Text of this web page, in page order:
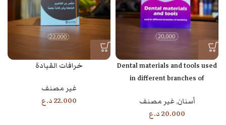
Dental materials and tools used
in different branches of
أسنان,غير مصنف
20.000د.ع
خرافات القيادة
غير مصنف
22.000د.ع